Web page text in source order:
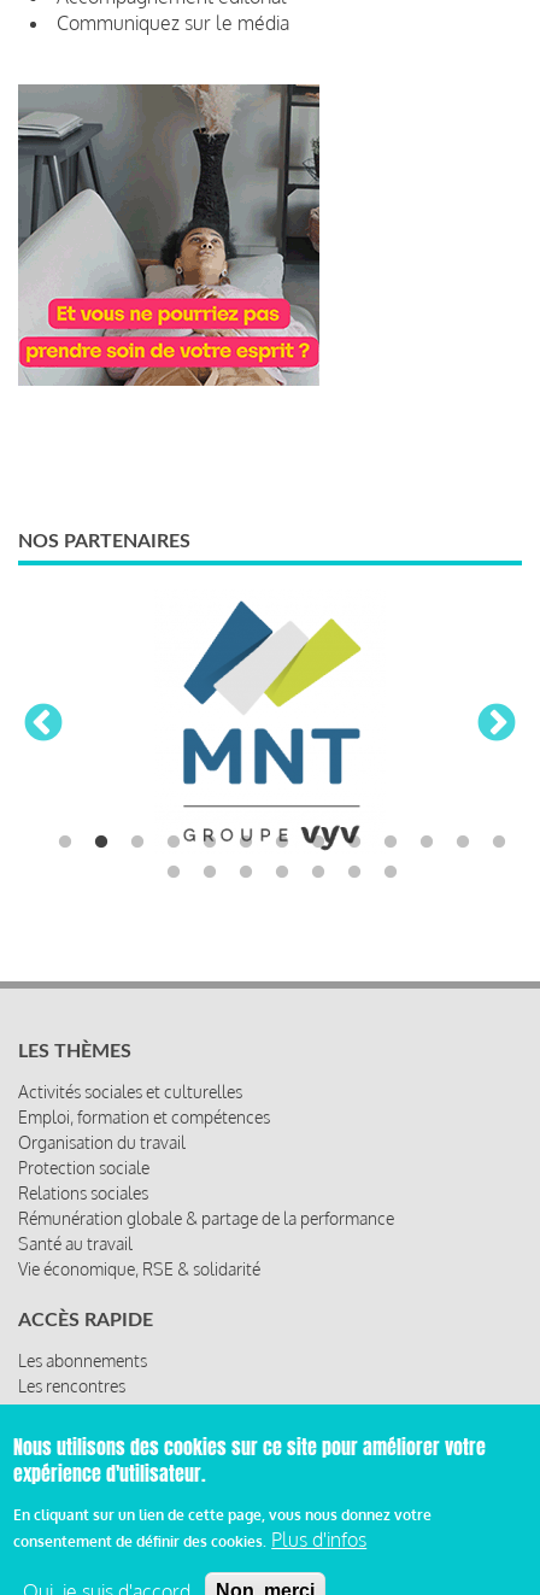
Communiquez sur le média
NOS PARTENAIRES
LES THÈMES
Activités sociales et culturelles
Emploi, formation et compétences
Organisation du travail
Protection sociale
Relations sociales
Rémunération globale & partage de la performance
Santé au travail
Vie économique, RSE & solidarité
ACCÈS RAPIDE
Les abonnements
Les rencontres
Les ressources
© 2019 Miroir Social - Réalisé parCafffeine
Mentions légales et condition générale d’utilisation et
d’abonnement
Nous utilisons des cookies sur ce site pour améliorer votre
expérience d'utilisateur.
En cliquant sur un lien de cette page, vous nous donnez votre
consentement de définir des cookies. Plus d'infos
Non, merci